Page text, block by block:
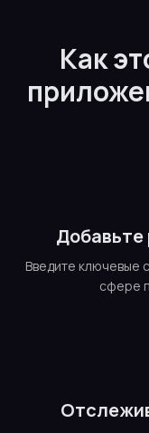
Как
Введите ключевые
сфере